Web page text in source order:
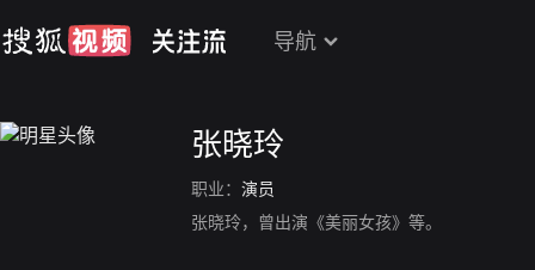
导航
张晓玲
职业： 演员
张晓玲，曾出演《美丽女孩》等。